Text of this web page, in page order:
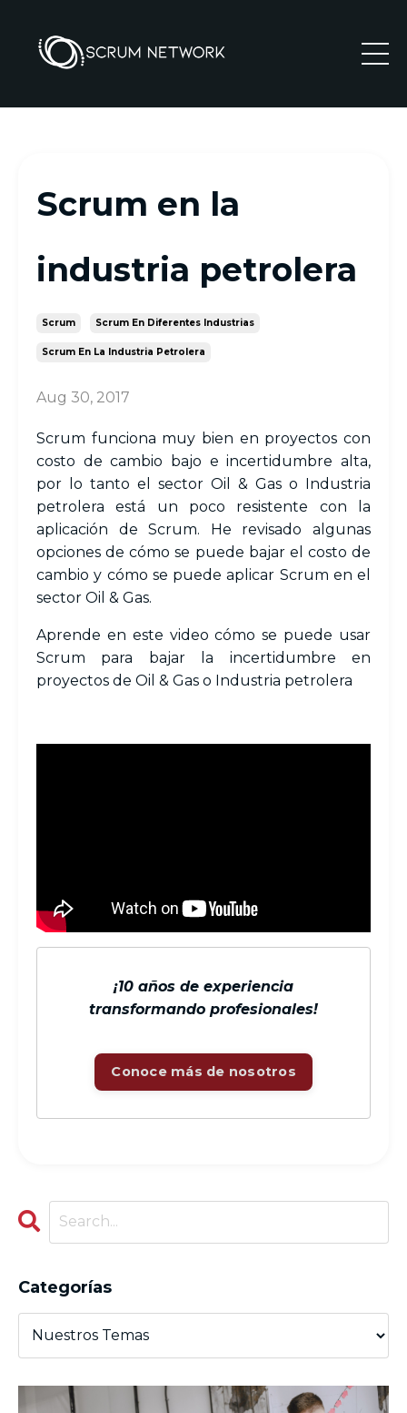
Scrum en la
industria petrolera
Scrum Scrum En Diferentes Industrias
Scrum En La Industria Petrolera
Aug 30, 2017
Scrum funciona muy bien en proyectos con
costo de cambio bajo e incertidumbre alta,
por lo tanto el sector Oil & Gas o Industria
petrolera está un poco resistente con la
aplicación de Scrum. He revisado algunas
opciones de cómo se puede bajar el costo de
cambio y cómo se puede aplicar Scrum en el
sector Oil & Gas.
Aprende en este video cómo se puede usar
Scrum para bajar la incertidumbre en
proyectos de Oil & Gas o Industria petrolera
¡10 años de experiencia
transformando profesionales!
Conoce más de nosotros
Categorías